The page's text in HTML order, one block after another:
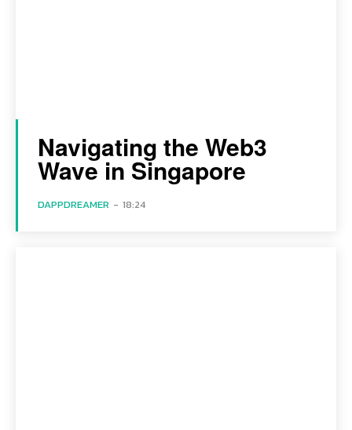
Navigating the Web3
Wave in Singapore
DAPPDREAMER - 18:24